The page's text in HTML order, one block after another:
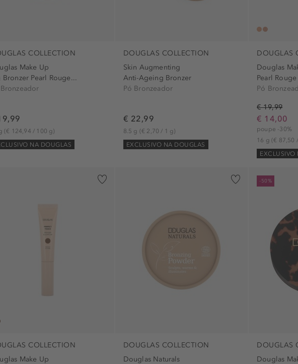
COLLECTION
Make Up
Bronzer Pearl Rouge...
(€ 124,94 / 100 g)
NA DOUGLAS
DOUGLAS COLLECTION
Skin Augmenting
Anti-Ageing Bronzer
Pó Bronzeador
€ 22,99
8.5 g (€ 2,70 / 1 g)
EXCLUSIVO NA DOUGLAS
DOUGLAS
Douglas
Pearl
Pó
€ 19,99
€ 14,00
poupe -30%
16 g (€ 87,50
EXCLUSIVO
COLLECTION
Make Up
DOUGLAS COLLECTION
Douglas Naturals
-50%
DOUGLAS
Douglas